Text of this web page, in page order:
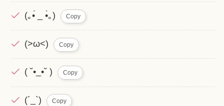
(｡•́ _ •̀｡) Copy
(>ω<) Copy
( ˘•_•˘ ) Copy
(´_`) Copy